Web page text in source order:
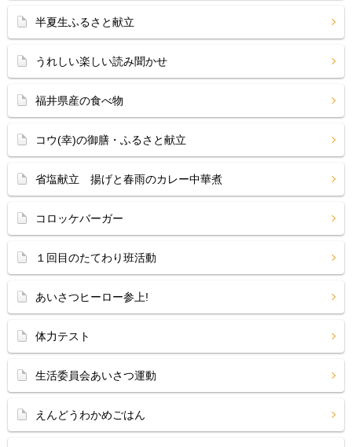
半夏生ふるさと献立
うれしい楽しい読み聞かせ
福井県産の食べ物
コウ(幸)の御膳・ふるさと献立
省塩献立 揚げと春雨のカレー中華煮
コロッケバーガー
１回目のたてわり班活動
あいさつヒーロー参上!
体力テスト
生活委員会あいさつ運動
えんどうわかめごはん